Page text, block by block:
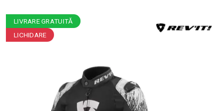
LIVRARE GRATUITĂ
LICHIDARE